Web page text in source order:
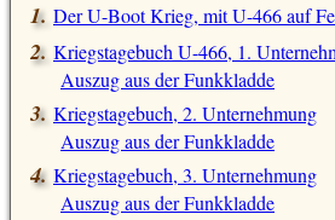
Der U-Boot Krieg, mit U-466 auf
Kriegstagebuch U-466, 1.
Auszug aus der Funkkladde
Kriegstagebuch, 2. Unternehmung
Auszug aus der Funkkladde
Kriegstagebuch, 3. Unternehmung
Auszug aus der Funkkladde